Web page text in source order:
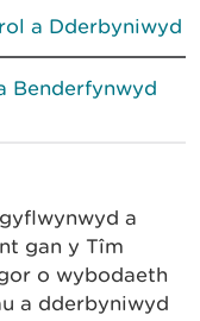
a Dderbyniwyd
Benderfynwyd
a
gan y Tîm
o wybodaeth
a dderbyniwyd